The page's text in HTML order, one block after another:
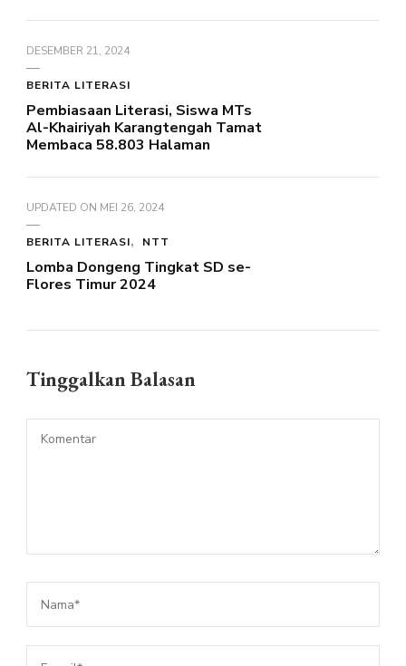
DESEMBER 21, 2024
BERITA LITERASI
Pembiasaan Literasi, Siswa MTs
Al-Khairiyah Karangtengah Tamat
Membaca 58.803 Halaman
UPDATED ON MEI 26, 2024
BERITA LITERASI NTT
Lomba Dongeng Tingkat SD se-
Flores Timur 2024
Tinggalkan Balasan